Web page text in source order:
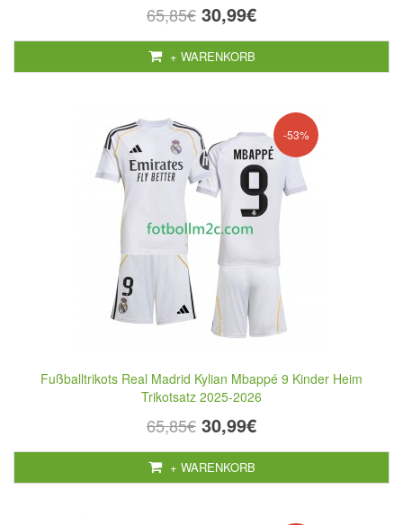
65,85€ 30,99€
+ WARENKORB
-53%
Fußballtrikots Real Madrid Kylian Mbappé 9 Kinder Heim
Trikotsatz 2025-2026
65,85€ 30,99€
+ WARENKORB